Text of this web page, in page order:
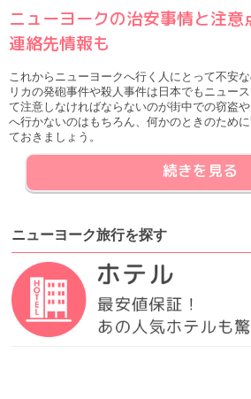
ニューヨークの治安事情と注意
連絡先情報も
これからニューヨークへ行く人にとって不安
リカの発砲事件や殺人事件は日本でもニュー
て注意しなければならないのが街中での窃盗
へ行かないのはもちろん、何かのときのため
ておきましょう。
続きを見る
ニューヨーク旅行を探す